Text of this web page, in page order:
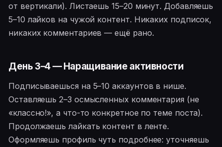
от вертикали). Листаешь 15–20 минут. Добавляешь
5–10 лайков на чужой контент. Никаких подписок,
никаких комментариев — ещё рано.
День 3–4 — Наращивание активности
Подписываешься на 5–10 аккаунтов в нише.
Оставляешь 2–3 осмысленных комментария (не
«классно!», а что-то конкретное по теме поста).
Продолжаешь лайкать контент в ленте.
Оформляешь профиль чуть подробнее: уточняешь